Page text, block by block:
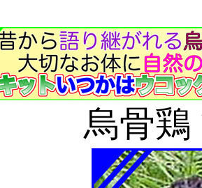
烏骨鶏